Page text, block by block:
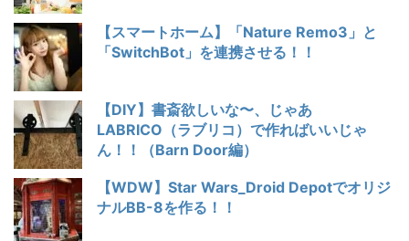
【スマートホーム】「Nature Remo3」と
「SwitchBot」を連携させる！！
【DIY】書斎欲しいな〜、じゃあ
LABRICO（ラブリコ）で作ればいいじゃ
ん！！（Barn Door編）
【WDW】Star Wars_Droid Depotでオリジ
ナルBB-8を作る！！